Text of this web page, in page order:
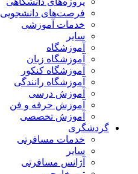
فرصت‌های دانشجویی
خدمات آموزشی
سایر
آموزشگاه
آموزشگاه زبان
آموزشگاه کنکور
آموزشگاه رانندگی
آموزش درسی
آموزش حرفه و فن
آموزش تخصصی
گردشگری
خدمات مسافرتی
سایر
آژانس مسافرتی